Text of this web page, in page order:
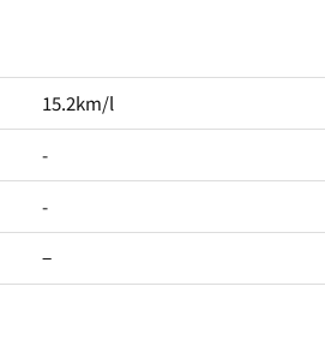
15.2km/l
-
-
−